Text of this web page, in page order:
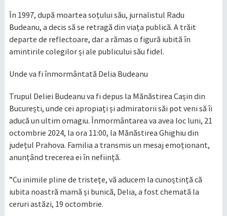
În 1997, după moartea soțului său, jurnalistul Radu
Budeanu, a decis să se retragă din viața publică. A trăit
departe de reflectoare, dar a rămas o figură iubită în
amintirile colegilor și ale publicului său fidel.
Unde va fi înmormântată Delia Budeanu
Trupul Deliei Budeanu va fi depus la Mănăstirea Cașin din
București, unde cei apropiați și admiratorii săi pot veni să îi
aducă un ultim omagiu. Înmormântarea va avea loc luni, 21
octombrie 2024, la ora 11:00, la Mănăstirea Ghighiu din
județul Prahova. Familia a transmis un mesaj emoționant,
anunțând trecerea ei în neființă.
”Cu inimile pline de tristețe, vă aducem la cunoștință că
iubita noastră mamă și bunică, Delia, a fost chemată la
ceruri astăzi, 19 octombrie.